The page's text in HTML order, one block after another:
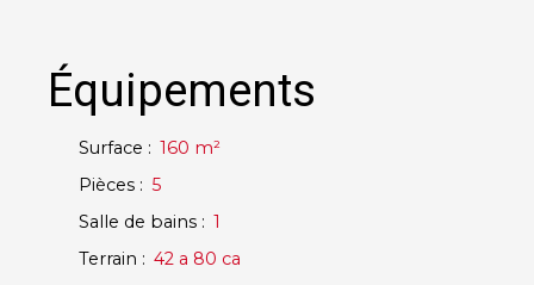
Équipements
Surface : 160 m²
Pièces : 5
Salle de bains : 1
Terrain : 42 a 80 ca